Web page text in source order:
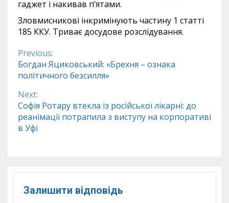
гаджет і накивав п’ятами.
Зловмисникові інкримінують частину 1 статті
185 ККУ. Триває досудове розслідування.
Continue
Reading
Previous:
Богдан Яциковський: «Брехня – ознака
політичного безсилля»
Next:
Софія Ротару втекла із російської лікарні: до
реанімації потрапила з виступу на корпоративі
в Уфі
Залишити відповідь